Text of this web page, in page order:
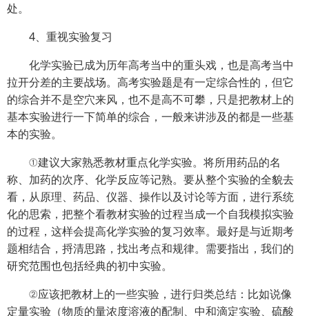
处。
4、重视实验复习
化学实验已成为历年高考当中的重头戏，也是高考当中
拉开分差的主要战场。高考实验题是有一定综合性的，但它
的综合并不是空穴来风，也不是高不可攀，只是把教材上的
基本实验进行一下简单的综合，一般来讲涉及的都是一些基
本的实验。
①建议大家熟悉教材重点化学实验。将所用药品的名
称、加药的次序、化学反应等记熟。要从整个实验的全貌去
看，从原理、药品、仪器、操作以及讨论等方面，进行系统
化的思索，把整个看教材实验的过程当成一个自我模拟实验
的过程，这样会提高化学实验的复习效率。最好是与近期考
题相结合，捋清思路，找出考点和规律。需要指出，我们的
研究范围也包括经典的初中实验。
②应该把教材上的一些实验，进行归类总结：比如说像
定量实验（物质的量浓度溶液的配制、中和滴定实验、硫酸